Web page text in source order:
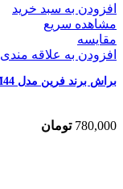
افزودن به سبد خرید
مشاهده سریع
مقایسه
افزودن به علاقه مندی
براش برند فرین مدل M44
780,000 تومان